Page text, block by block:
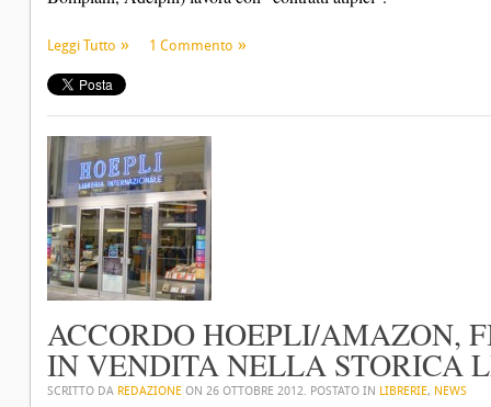
Leggi Tutto 1 Commento
ACCORDO HOEPLI/AMAZON,
IN VENDITA NELLA STORICA
SCRITTO DA REDAZIONE ON 26 OTTOBRE 2012. POSTATO IN LIBRERIE, NEWS